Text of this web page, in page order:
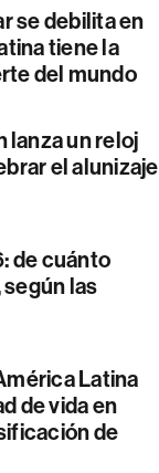
se debilita en
tiene la
del mundo
lanza un reloj
el alunizaje
de cuánto
las
Latina
de vida en
de